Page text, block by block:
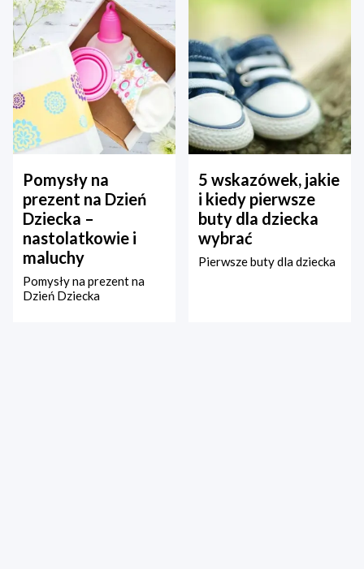
Pomysły na
prezent na Dzień
Dziecka –
nastolatkowie i
maluchy
Pomysły na prezent na
Dzień Dziecka
5 wskazówek, jakie
i kiedy pierwsze
buty dla dziecka
wybrać
Pierwsze buty dla dziecka